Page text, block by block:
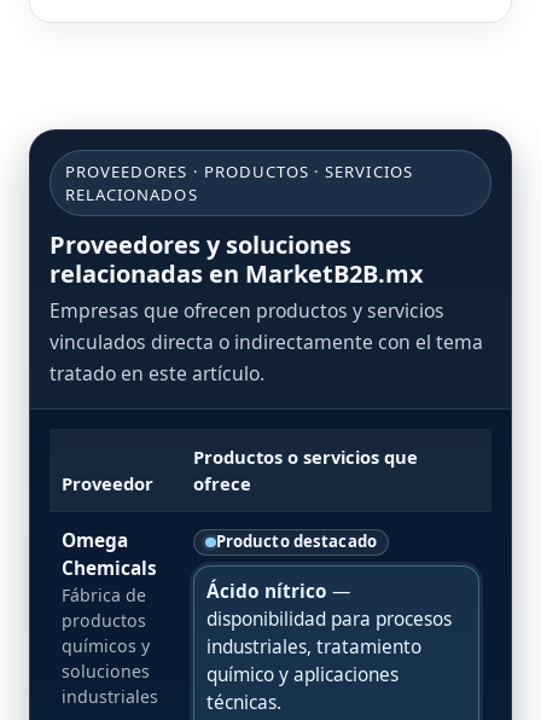
PROVEEDORES · PRODUCTOS · SERVICIOS
RELACIONADOS
Proveedores y soluciones
relacionadas en MarketB2B.mx
Empresas que ofrecen productos y servicios
vinculados directa o indirectamente con el tema
tratado en este artículo.
Proveedor
Productos o servicios que
ofrece
Omega
Chemicals
Fábrica de
productos
químicos y
soluciones
industriales
Producto destacado
Ácido nítrico —
disponibilidad para procesos
industriales, tratamiento
químico y aplicaciones
técnicas.